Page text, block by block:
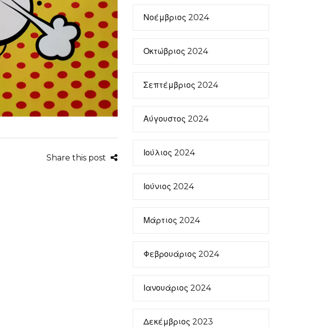
Share this post
Νοέμβριος 2024
Οκτώβριος 2024
Σεπτέμβριος 2024
Αύγουστος 2024
Ιούλιος 2024
Ιούνιος 2024
Μάρτιος 2024
Φεβρουάριος 2024
Ιανουάριος 2024
Δεκέμβριος 2023